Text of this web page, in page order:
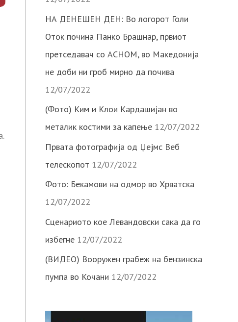
НА ДЕНЕШЕН ДЕН: Во логорот Голи
Оток почина Панко Брашнар, првиот
претседавач со АСНОМ, во Македонија
не доби ни гроб мирно да почива
12/07/2022
(Фото) Ким и Клои Кардашијан во
металик костими за капење 12/07/2022
Првата фотографија од Џејмс Веб
телескопот 12/07/2022
Фото: Бекамови на одмор во Хрватска
12/07/2022
Сценариото кое Левандовски сака да го
избегне 12/07/2022
(ВИДЕО) Вооружен грабеж на бензинска
пумпа во Кочани 12/07/2022